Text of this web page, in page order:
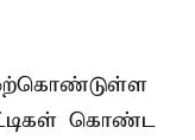
கொண்ட